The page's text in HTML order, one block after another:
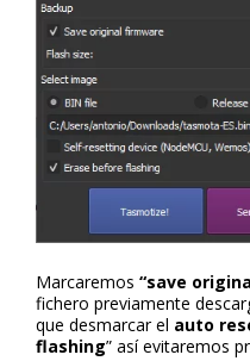
Marcaremos “save
fichero previamente
que desmarcar el auto
flashing” así evitaremos